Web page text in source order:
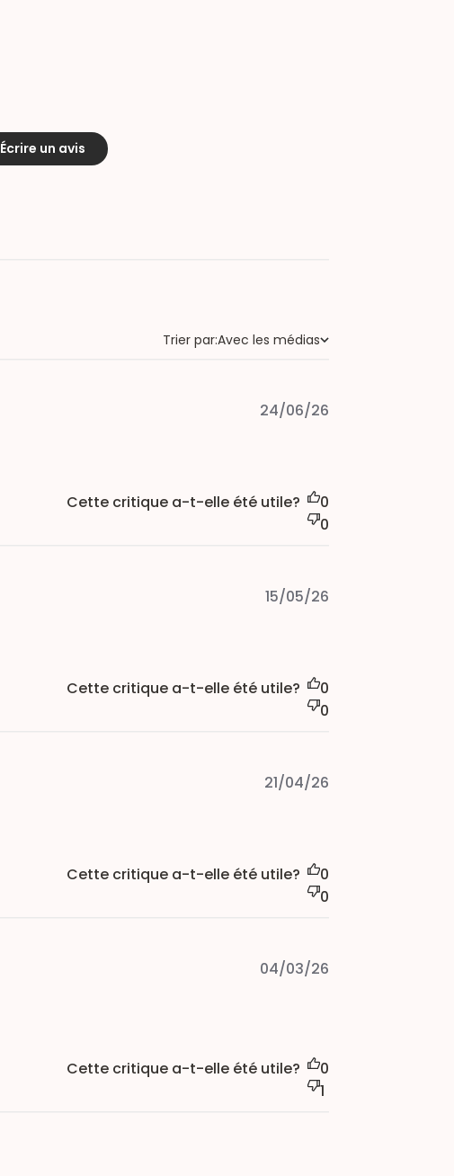
Écrire un avis
Trier par
Trier par:Avec les médias
Published
24/06/26
Cette critique a-t-elle été utile?
0
0
Published
15/05/26
Cette critique a-t-elle été utile?
0
0
Published
21/04/26
Cette critique a-t-elle été utile?
0
0
Published
04/03/26
Cette critique a-t-elle été utile?
0
1